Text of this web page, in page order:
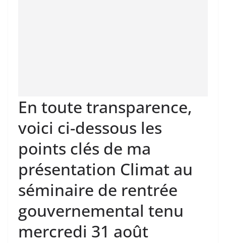
En toute transparence,
voici ci-dessous les
points clés de ma
présentation Climat au
séminaire de rentrée
gouvernemental tenu
mercredi 31 août